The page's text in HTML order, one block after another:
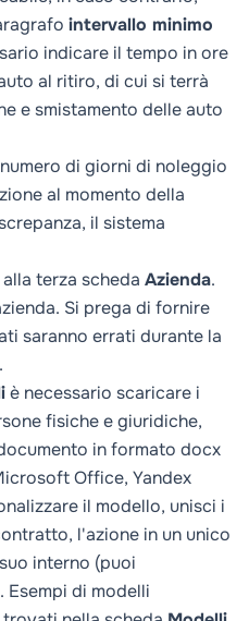
intervallo minimo
indicare il tempo in ore
al ritiro, di cui si terrà
e smistamento delle auto
di giorni di noleggio
al momento della
il sistema
terza scheda Azienda.
Si prega di fornire
saranno errati durante la
è necessario scaricare i
fisiche e giuridiche,
in formato docx
Office, Yandex
il modello, unisci i
l'azione in un unico
interno (puoi
Esempi di modelli